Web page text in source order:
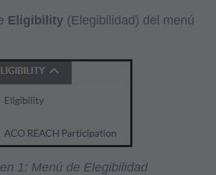
Eligibility (Elegibilidad) del menú
1: Menú de Elegibilidad